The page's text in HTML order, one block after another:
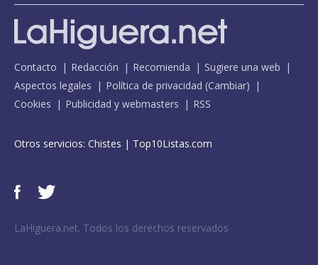
Contacto Redacción Recomienda
Sugiere una web
Aspectos legales
Política de privacidad (Cambiar)
Cookies
Publicidad y webmasters RSS
Otros servicios: Chistes | Top10Listas.com
LaHiguera.net. Todos los derechos reservados